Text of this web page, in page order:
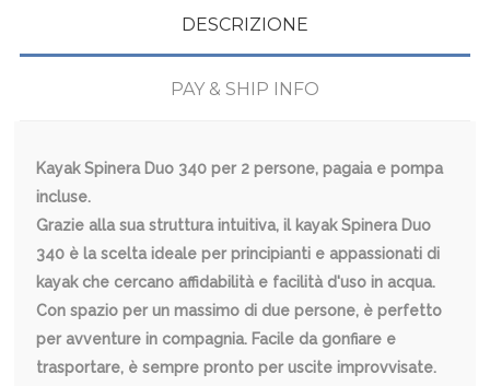
DESCRIZIONE
PAY & SHIP INFO
Kayak Spinera Duo 340 per 2 persone, pagaia e pompa
incluse.
Grazie alla sua struttura intuitiva, il kayak Spinera Duo
340 è la scelta ideale per principianti e appassionati di
kayak che cercano affidabilità e facilità d'uso in acqua.
Con spazio per un massimo di due persone, è perfetto
per avventure in compagnia. Facile da gonfiare e
trasportare, è sempre pronto per uscite improvvisate.